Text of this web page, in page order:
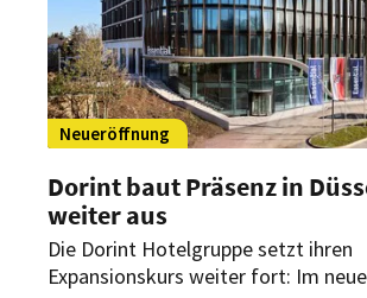
Neueröffnung
Dorint baut Präsenz in
weiter aus
Die Dorint Hotelgruppe setzt ihren
Expansionskurs weiter fort: Im